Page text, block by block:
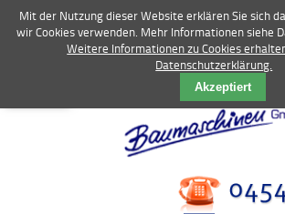
Bagger
Mit der Nutzung dieser Website erklären Sie sich
wir Cookies verwenden. Mehr Informationen siehe
Weitere Informationen zu Cookies
Datenschutzerklärung.
Akzeptiert